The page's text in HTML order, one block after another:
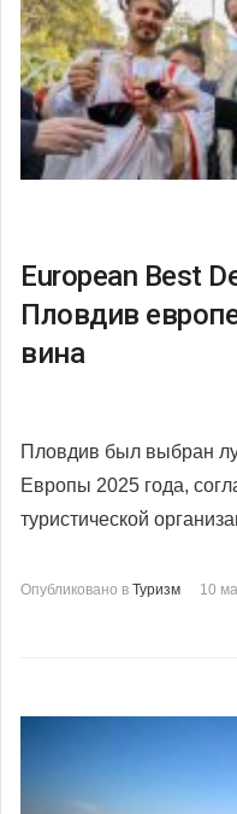
European Best
Пловдив
вина
Пловдив был выбран
Европы 2025 года,
туристической
Опубликовано в Туризм 10